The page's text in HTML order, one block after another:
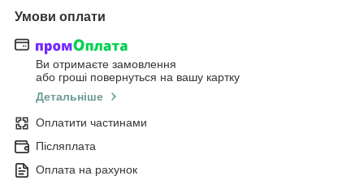
Умови оплати
Ви отримаєте замовлення
або гроші повернуться на вашу картку
Детальніше
Оплатити частинами
Післяплата
Оплата на рахунок